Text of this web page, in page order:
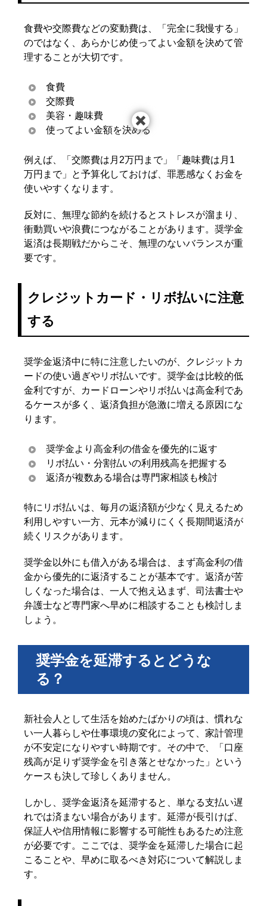
食費や交際費などの変動費は、「完全に我慢する」
のではなく、あらかじめ使ってよい金額を決めて管
理することが大切です。
食費
交際費
美容・趣味費
使ってよい金額を決める
例えば、「交際費は月2万円まで」「趣味費は月1
万円まで」と予算化しておけば、罪悪感なくお金を
使いやすくなります。
反対に、無理な節約を続けるとストレスが溜まり、
衝動買いや浪費につながることがあります。奨学金
返済は長期戦だからこそ、無理のないバランスが重
要です。
クレジットカード・リボ払いに注意
する
奨学金返済中に特に注意したいのが、クレジットカ
ードの使い過ぎやリボ払いです。奨学金は比較的低
金利ですが、カードローンやリボ払いは高金利であ
るケースが多く、返済負担が急激に増える原因にな
ります。
奨学金より高金利の借金を優先的に返す
リボ払い・分割払いの利用残高を把握する
返済が複数ある場合は専門家相談も検討
特にリボ払いは、毎月の返済額が少なく見えるため
利用しやすい一方、元本が減りにくく長期間返済が
続くリスクがあります。
奨学金以外にも借入がある場合は、まず高金利の借
金から優先的に返済することが基本です。返済が苦
しくなった場合は、一人で抱え込まず、司法書士や
弁護士など専門家へ早めに相談することも検討しま
しょう。
奨学金を延滞するとどうな
る？
新社会人として生活を始めたばかりの頃は、慣れな
い一人暮らしや仕事環境の変化によって、家計管理
が不安定になりやすい時期です。その中で、「口座
残高が足りず奨学金を引き落とせなかった」という
ケースも決して珍しくありません。
しかし、奨学金返済を延滞すると、単なる支払い遅
れでは済まない場合があります。延滞が長引けば、
保証人や信用情報に影響する可能性もあるため注意
が必要です。ここでは、奨学金を延滞した場合に起
こることや、早めに取るべき対応について解説しま
す。